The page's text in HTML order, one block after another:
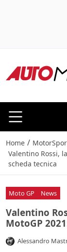
Home /
Valentino Rossi,
scheda tecnica
Moto GP News
Valentino
MotoGP
Alessandro